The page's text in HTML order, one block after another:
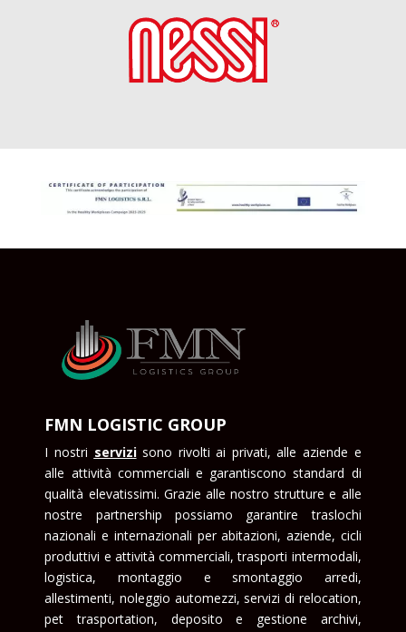
FMN LOGISTIC GROUP
I nostri servizisono rivolti ai privati, alle aziende e
alle attività commerciali e garantiscono standard di
qualità elevatissimi. Grazie alle nostro strutture e alle
nostre partnership possiamo garantire traslochi
nazionali e internazionali per abitazioni, aziende, cicli
produttivi e attività commerciali, trasporti intermodali,
logistica, montaggio e smontaggio arredi,
allestimenti, noleggio automezzi, servizi di relocation,
pet trasportation, deposito e gestione archivi,